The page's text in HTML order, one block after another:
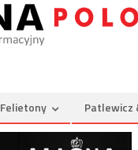
Felietony Patlewicz